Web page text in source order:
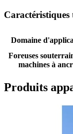
Caractéristiques
Domaine
Foreuses
machines à
Produits